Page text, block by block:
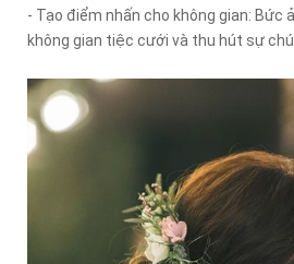
- Tạo điểm nhấn cho không gian: Bức
không gian tiệc cưới và thu hút sự chú